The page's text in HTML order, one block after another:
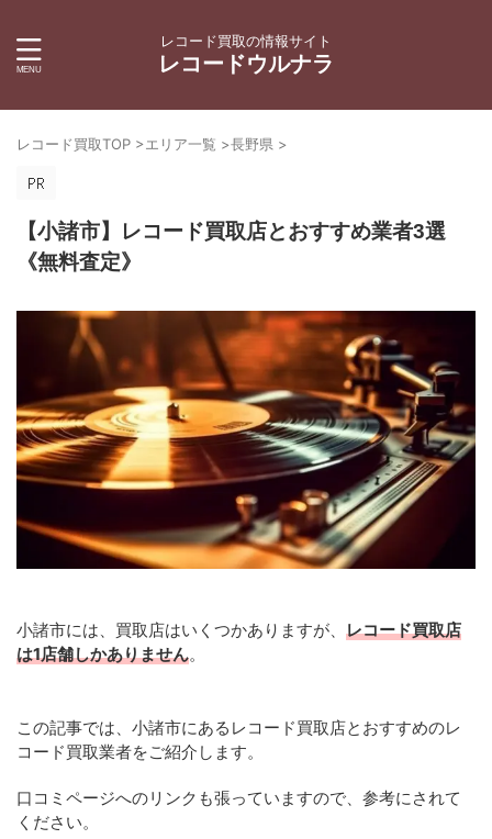
レコード買取の情報サイト
レコードウルナラ
レコード買取TOP >エリア一覧 >長野県 >
【小諸市】レコード買取店とおすすめ業者3選
《無料査定》
小諸市には、買取店はいくつかありますが、 レコード買取店
は1店舗しかありません。
この記事では、小諸市にあるレコード買取店とおすすめのレ
コード買取業者をご紹介します。
口コミページへのリンクも張っていますので、参考にされて
ください。